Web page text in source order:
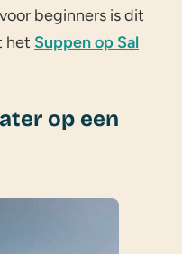
beginners is dit
het Suppen op Sal
op een